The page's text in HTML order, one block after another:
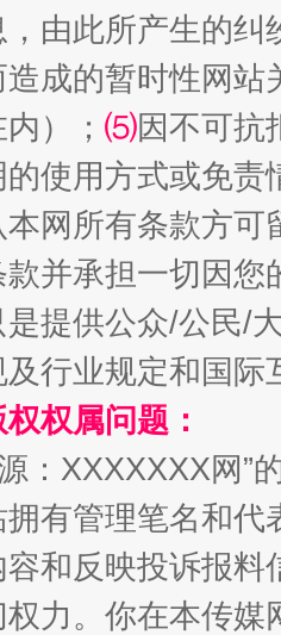
搞定
名
由此所产生的纠
造成的暂时性网
）； ⑸因不可抗
使用方式或免责
网所有条款方
并承担一切因
是提供公众/公民/
行业规定和国
权属问题：
：XXXXXXX网”
有管理笔名和
和反映投诉报
力。你在本传